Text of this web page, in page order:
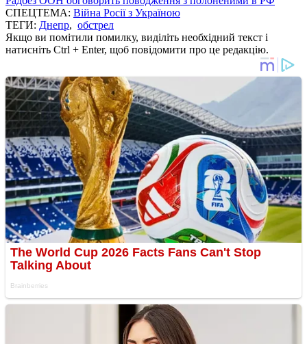
СПЕЦТЕМА: Війна Росії з Україною
ТЕГИ: Днепр, обстрел
Якщо ви помітили помилку, виділіть необхідний текст і
натисніть Ctrl + Enter, щоб повідомити про це редакцію.